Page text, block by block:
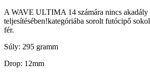
A WAVE ULTIMA 14 számára nincs akadály
teljesítésében!kategóriába sorolt futócipő
fér.
Súly: 295 gramm
Drop: 12mm